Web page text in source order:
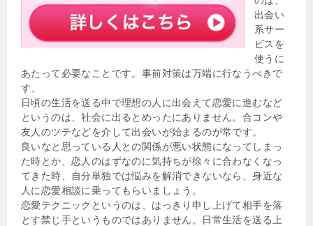
出会い
系サー
ビスを
使うに
あたって必要なことです。事前対策は万端に行なうべきで
す、
日頃の生活を送る中で理想の人に出会えて恋愛に進むなど
というのは、社会に出るとめったにありません。合コンや
友人のツテなどを介して出会いが始まるのが常です。
良いなと思っている人との関係が悪い状態になってしまっ
た時とか、恋人のはずなのに気持ちが徐々に合わなくなっ
てきた時、自分単独では悩みを解消できないなら、身近な
人に恋愛相談に乗ってもらいましょう。
恋愛テクニックというのは、はっきり申し上げて相手を落
とす禁じ手というものではありません。日常生活を送る上